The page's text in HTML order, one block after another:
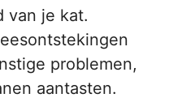
van je kat.
problemen,
aantasten.